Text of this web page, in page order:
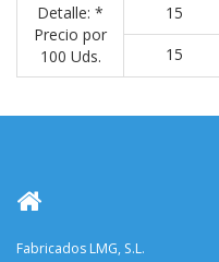
Detalle: *
Precio por
100 Uds.
15
15
Fabricados LMG, S.L.